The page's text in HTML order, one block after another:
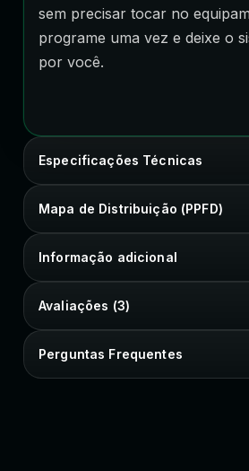
sem precisar tocar no
programe uma vez e deixe o
por você.
Especificações Técnicas
Mapa de Distribuição (PPFD)
Informação adicional
Avaliações (3)
Perguntas Frequentes